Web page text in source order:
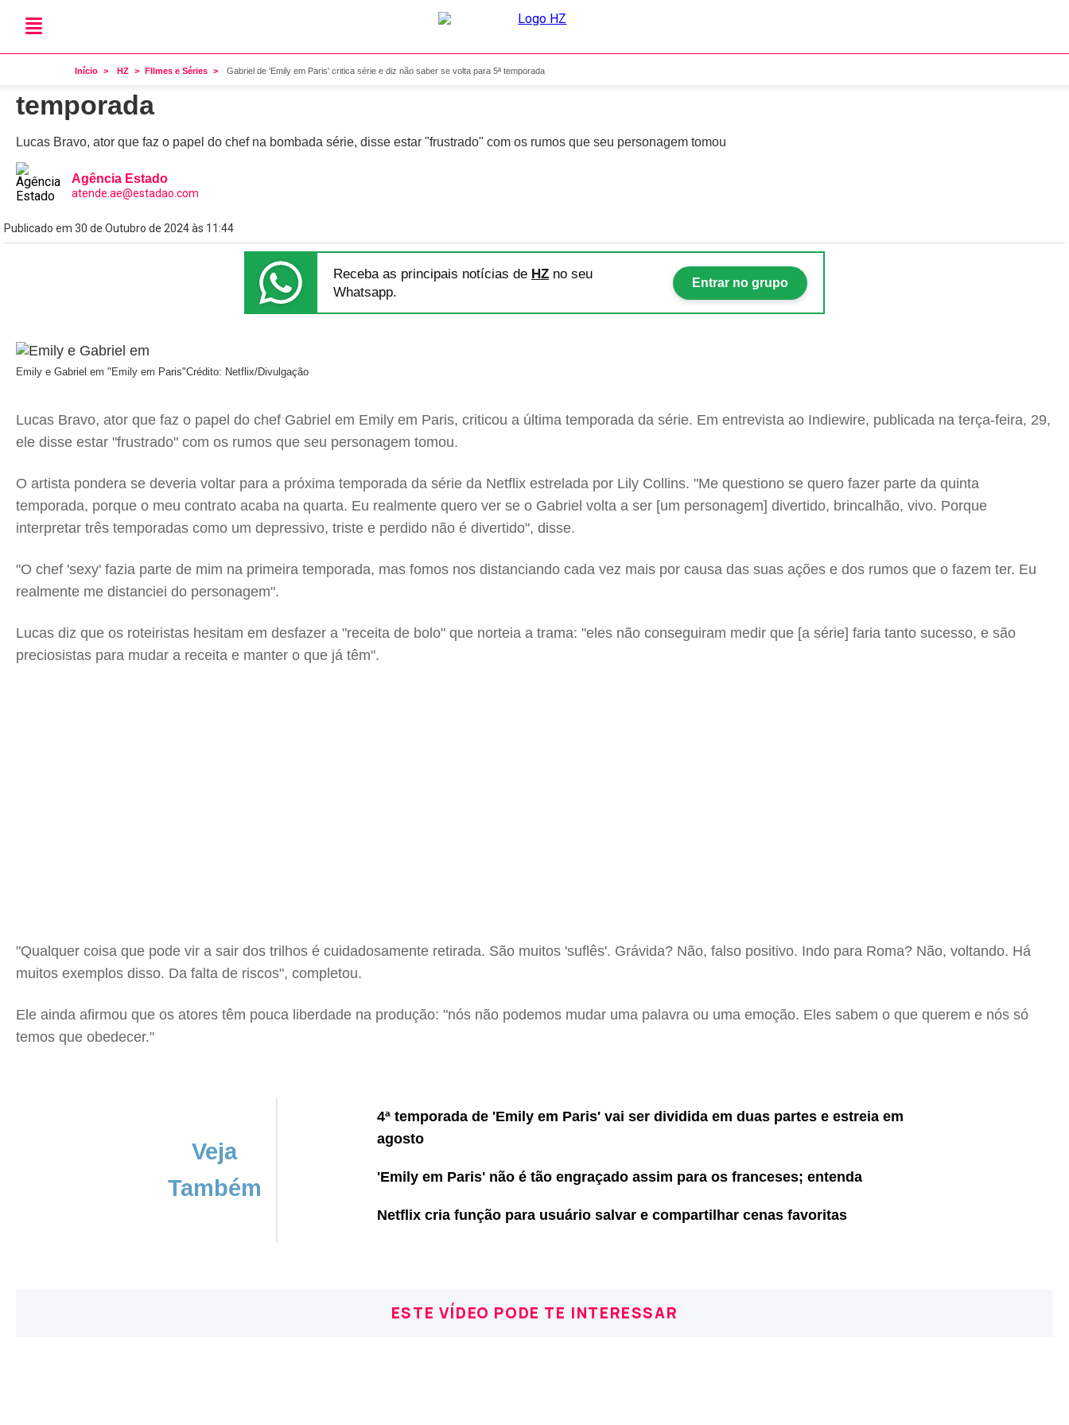
Início HZ FIlmes e Séries Gabriel de 'Emily em Paris' critica série e diz não saber se volta para 5ª temporada
Netflix
Gabriel de 'Emily em Paris' critica série e diz não saber se volta para 5ª
temporada
Lucas Bravo, ator que faz o papel do chef na bombada série, disse estar "frustrado" com os rumos que seu personagem tomou
Agência Estado
atende.ae@estadao.com
Publicado em 30 de Outubro de 2024 às 11:44
Receba as principais notícias de HZ no seu
Whatsapp.
Entrar no grupo
Emily e Gabriel em "Emily em Paris"Crédito: Netflix/Divulgação
Lucas Bravo, ator que faz o papel do chef Gabriel em Emily em Paris, criticou a última temporada da série. Em entrevista ao Indiewire, publicada na terça-feira, 29,
ele disse estar "frustrado" com os rumos que seu personagem tomou.
O artista pondera se deveria voltar para a próxima temporada da série da Netflix estrelada por Lily Collins. "Me questiono se quero fazer parte da quinta
temporada, porque o meu contrato acaba na quarta. Eu realmente quero ver se o Gabriel volta a ser [um personagem] divertido, brincalhão, vivo. Porque
interpretar três temporadas como um depressivo, triste e perdido não é divertido", disse.
"O chef 'sexy' fazia parte de mim na primeira temporada, mas fomos nos distanciando cada vez mais por causa das suas ações e dos rumos que o fazem ter. Eu
realmente me distanciei do personagem".
Lucas diz que os roteiristas hesitam em desfazer a "receita de bolo" que norteia a trama: "eles não conseguiram medir que [a série] faria tanto sucesso, e são
preciosistas para mudar a receita e manter o que já têm".
"Qualquer coisa que pode vir a sair dos trilhos é cuidadosamente retirada. São muitos 'suflês'. Grávida? Não, falso positivo. Indo para Roma? Não, voltando. Há
muitos exemplos disso. Da falta de riscos", completou.
Ele ainda afirmou que os atores têm pouca liberdade na produção: "nós não podemos mudar uma palavra ou uma emoção. Eles sabem o que querem e nós só
temos que obedecer."
Veja
Também
4ª temporada de 'Emily em Paris' vai ser dividida em duas partes e estreia em
agosto
'Emily em Paris' não é tão engraçado assim para os franceses; entenda
Netflix cria função para usuário salvar e compartilhar cenas favoritas
ESTE VÍDEO PODE TE INTERESSAR